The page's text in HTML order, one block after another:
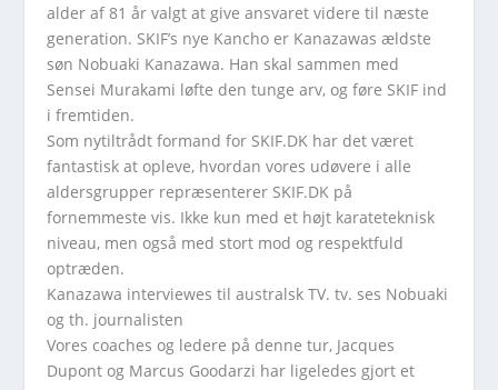
alder af 81 år valgt at give ansvaret videre til næste
generation. SKIF’s nye Kancho er Kanazawas ældste
søn Nobuaki Kanazawa. Han skal sammen med
Sensei Murakami løfte den tunge arv, og føre SKIF ind
i fremtiden.
Som nytiltrådt formand for SKIF.DK har det været
fantastisk at opleve, hvordan vores udøvere i alle
aldersgrupper repræsenterer SKIF.DK på
fornemmeste vis. Ikke kun med et højt karateteknisk
niveau, men også med stort mod og respektfuld
optræden.
Kanazawa interviewes til australsk TV. tv. ses Nobuaki
og th. journalisten
Vores coaches og ledere på denne tur, Jacques
Dupont og Marcus Goodarzi har ligeledes gjort et